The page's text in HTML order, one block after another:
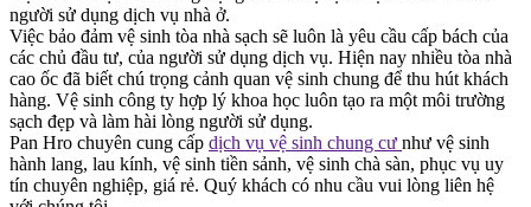
người sử dụng dịch vụ nhà ở.
Việc bảo đảm vệ sinh tòa nhà sạch sẽ luôn là yêu cầu cấp bách của
các chủ đầu tư, của người sử dụng dịch vụ. Hiện nay nhiều tòa nhà
cao ốc đã biết chú trọng cảnh quan vệ sinh chung để thu hút khách
hàng. Vệ sinh công ty hợp lý khoa học luôn tạo ra một môi trường
sạch đẹp và làm hài lòng người sử dụng.
Pan Hro chuyên cung cấp dịch vụ vệ sinh chung cư như vệ sinh
hành lang, lau kính, vệ sinh tiền sảnh, vệ sinh chà sàn, phục vụ uy
tín chuyên nghiệp, giá rẻ. Quý khách có nhu cầu vui lòng liên hệ